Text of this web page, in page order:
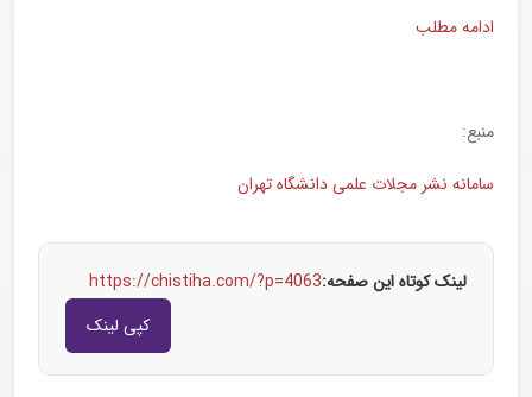
ادامه مطلب
منبع:
سامانه نشر مجلات علمی دانشگاه تهران
لینک کوتاه این صفحه:https://chistiha.com/?p=4063
کپی لینک